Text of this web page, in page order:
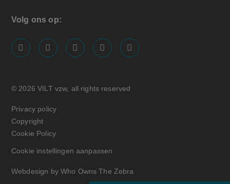
Volg ons op:
screenreader.visit us on our facebook page: https://
screenreader.visit us on our linkedin page:
screenreader.visit us on our
screenreader.visit us on our x
screenreader.visit us on
© 2026 VILT vzw, all rights reserved
Privacy policy
Copyright
Cookie Policy
Cookie instellingen aanpassen
Webdesign by Who Owns The Zebra